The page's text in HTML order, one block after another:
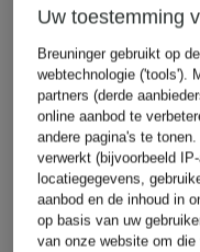
Eau de parfum
(€ 5.500,00 / 1 l)
Uw toestemming
Breuninger gebruikt op
webtechnologie ('tools').
partners (derde
online aanbod te
andere pagina's te
verwerkt (bijvoorbeeld
locatiegegevens,
aanbod en de inhoud in
op basis van uw
van onze website om